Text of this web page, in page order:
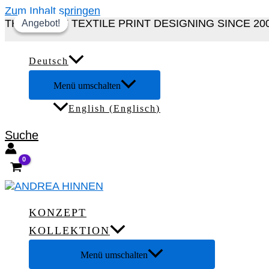
Zum Inhalt springen
THE ART OF TEXTILE PRINT DESIGNING SINCE
Deutsch
Menü umschalten
English (Englisch)
Suche
KONZEPT
KOLLEKTION
Menü umschalten
Angebot!
Angebot!